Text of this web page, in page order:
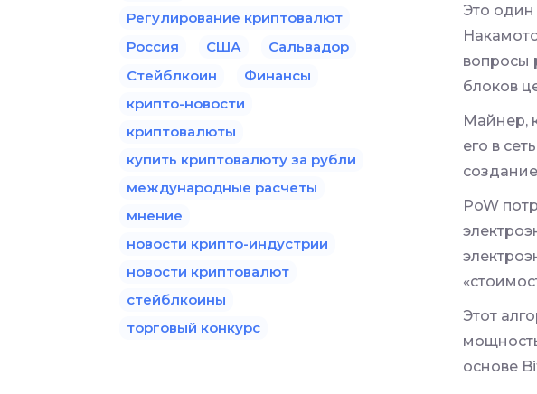
Это один
вопросы
блоков
Майнер,
его в
PoW
Этот
основе
Регулирование криптовалют
Россия
США
Сальвадор
Стейблкоин
Финансы
крипто-новости
криптовалюты
купить криптовалюту за рубли
международные расчеты
мнение
новости крипто-индустрии
новости криптовалют
стейблкоины
торговый конкурс